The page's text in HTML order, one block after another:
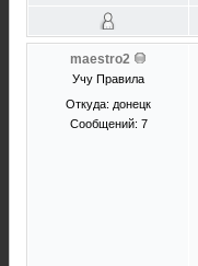
maestro2
Учу Правила
Откуда: донецк
Сообщений: 7